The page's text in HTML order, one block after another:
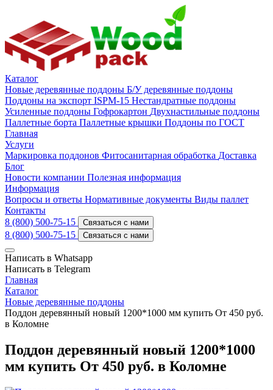
Каталог
Новые деревянные поддоны Б/У деревянные поддоны
Поддоны на экспорт ISPM-15 Нестандратные поддоны
Усиленные поддоны Гофрокартон Двухнастильные поддоны
Паллетные борта Паллетные крышки Поддоны по ГОСТ
Главная
Услуги
Маркировка поддонов Фитосанитарная обработка Доставка
Блог
Новости компании Полезная информация
Информация
Вопросы и ответы Нормативные документы Виды паллет
Контакты
8 (800) 500-75-15
Связаться с нами
8 (800) 500-75-15 Связаться с нами
Написать в Whatsapp
Написать в Telegram
Главная
Каталог
Новые деревянные поддоны
Поддон деревянный новый 1200*1000 мм купить От 450 руб.
в Коломне
Поддон деревянный новый 1200*1000
мм купить От 450 руб. в Коломне